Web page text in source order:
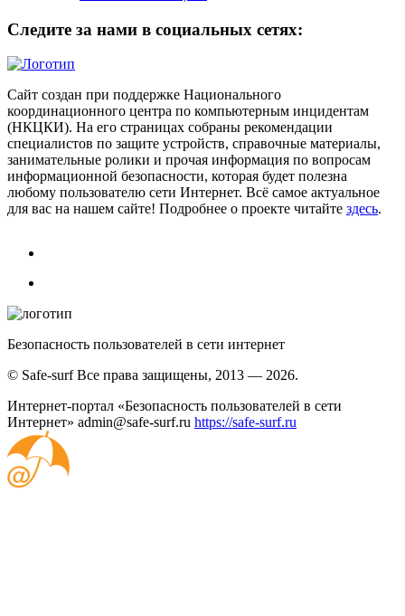
Следите за нами в социальных сетях:
Сайт создан при поддержке Национального
координационного центра по компьютерным инцидентам
(НКЦКИ). На его страницах собраны рекомендации
специалистов по защите устройств, справочные материалы,
занимательные ролики и прочая информация по вопросам
информационной безопасности, которая будет полезна
любому пользователю сети Интернет. Всё самое актуальное
для вас на нашем сайте! Подробнее о проекте читайте здесь.
Безопасность пользователей в сети интернет
© Safe-surf Все права защищены, 2013 — 2026.
Интернет-портал «Безопасность пользователей в сети
Интернет» admin@safe-surf.ru https://safe-surf.ru